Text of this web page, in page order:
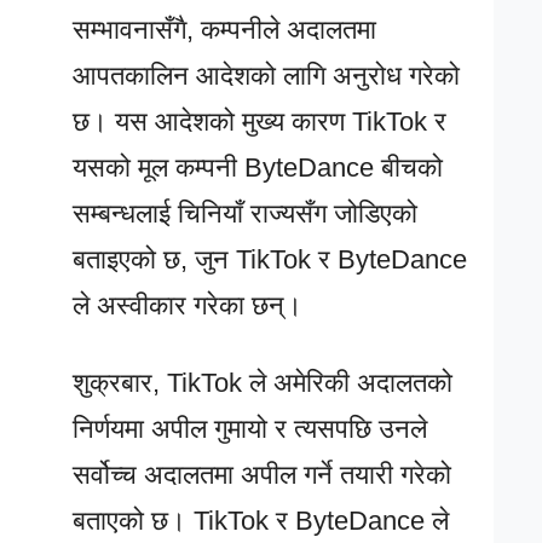
सम्भावनासँगै, कम्पनीले अदालतमा
आपतकालिन आदेशको लागि अनुरोध गरेको
छ। यस आदेशको मुख्य कारण TikTok र
यसको मूल कम्पनी ByteDance बीचको
सम्बन्धलाई चिनियाँ राज्यसँग जोडिएको
बताइएको छ, जुन TikTok र ByteDance
ले अस्वीकार गरेका छन्।
शुक्रबार, TikTok ले अमेरिकी अदालतको
निर्णयमा अपील गुमायो र त्यसपछि उनले
सर्वोच्च अदालतमा अपील गर्ने तयारी गरेको
बताएको छ। TikTok र ByteDance ले